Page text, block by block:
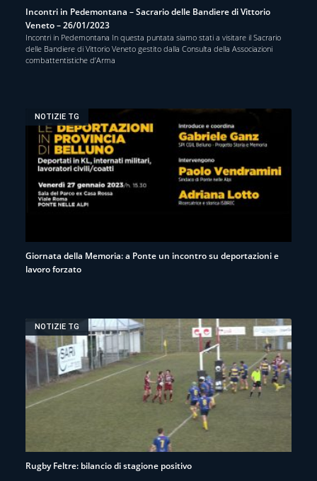
Incontri in Pedemontana – Sacrario delle Bandiere di Vittorio
Veneto – 26/01/2023
Incontri in Pedemontana In questa puntata siamo stati a visitare il Sacrario
delle Bandiere di Vittorio Veneto gestito dalla Consulta della Associazioni
combattentistiche d’Arma
NOTIZIE TG
Giornata della Memoria: a Ponte un incontro su deportazioni e
lavoro forzato
NOTIZIE TG
Rugby Feltre: bilancio di stagione positivo